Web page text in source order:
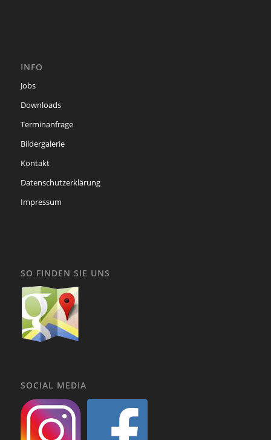
INFO
Jobs
Downloads
Terminanfrage
Bildergalerie
Kontakt
Datenschutzerklärung
Impressum
SO FINDEN SIE UNS
SOCIAL MEDIA